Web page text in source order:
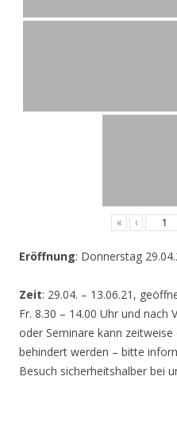
« ‹
Eröffnung: Donnerstag
Zeit: 29.04. – 13.06.21,
Fr. 8.30 – 14.00 Uhr und nach
oder Seminare kann
behindert werden – bitte
Besuch sicherheitshalber bei